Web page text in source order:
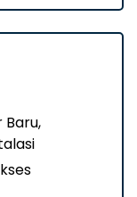
Baru,